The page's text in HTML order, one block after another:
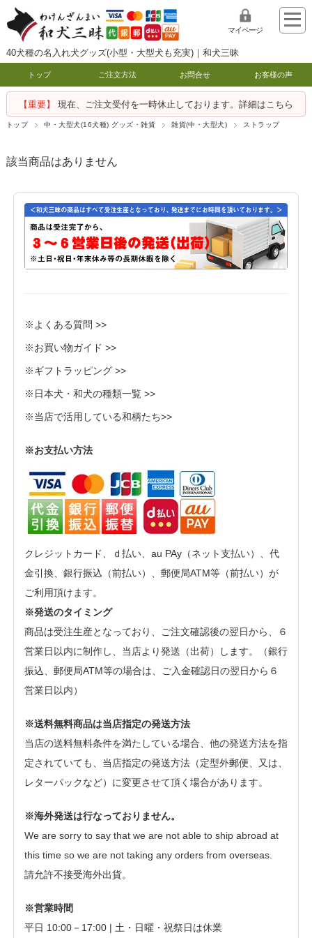
40犬種の名入れ犬グッズ(小型・大型犬も充実)｜和犬三昧
マイページ
トップ ご注文方法 お問合せ お客様の声
【重要】 現在、ご注文受付を一時休止しております。詳細はこちら
トップ 中・大型犬(16犬種) グッズ・雑貨 雑貨(中・大型犬) ストラップ
該当商品はありません
※よくある質問 >>
※お買い物ガイド >>
※ギフトラッピング >>
※日本犬・和犬の種類一覧 >>
※当店で活用している和柄たち>>
※お支払い方法
クレジットカード、ｄ払い、au PAy（ネット支払い）、代
金引換、銀行振込（前払い）、郵便局ATM等（前払い）が
ご利用頂けます。
※発送のタイミング
商品は受注生産となっており、ご注文確認後の翌日から、６
営業日以内に制作し、当店より発送（出荷）します。（銀行
振込、郵便局ATM等の場合は、ご入金確認日の翌日から６
営業日以内）
※送料無料商品は当店指定の発送方法
当店の送料無料条件を満たしている場合、他の発送方法を指
定されていても、当店指定の発送方法（定型外郵便、又は、
レターパックなど）に変更させて頂く場合があります。
※海外発送は行なっておりません。
We are sorry to say that we are not able to ship abroad at
this time so we are not taking any orders from overseas.
請允許不接受海外出貨。
※営業時間
平日 10:00－17:00 | 土・日曜・祝祭日は休業